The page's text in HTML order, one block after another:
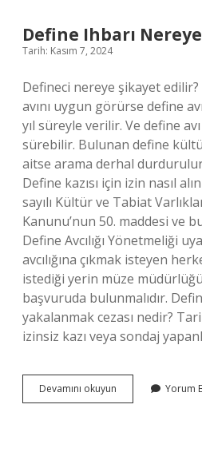
Define Ihbarı Nereye
Tarih: Kasım 7, 2024
Defineci nereye şikayet
avını uygun görürse define
yıl süreyle verilir. Ve define
sürebilir. Bulunan define
aitse arama derhal
Define kazısı için izin nasıl
sayılı Kültür ve Tabiat
Kanunu’nun 50. maddesi ve
Define Avcılığı Yönetmeliği
avcılığına çıkmak isteyen
istediği yerin müze
başvuruda bulunmalıdır.
yakalanmak cezası nedir?
izinsiz kazı veya sondaj
Devamını okuyun
Ihbarı
Yorum